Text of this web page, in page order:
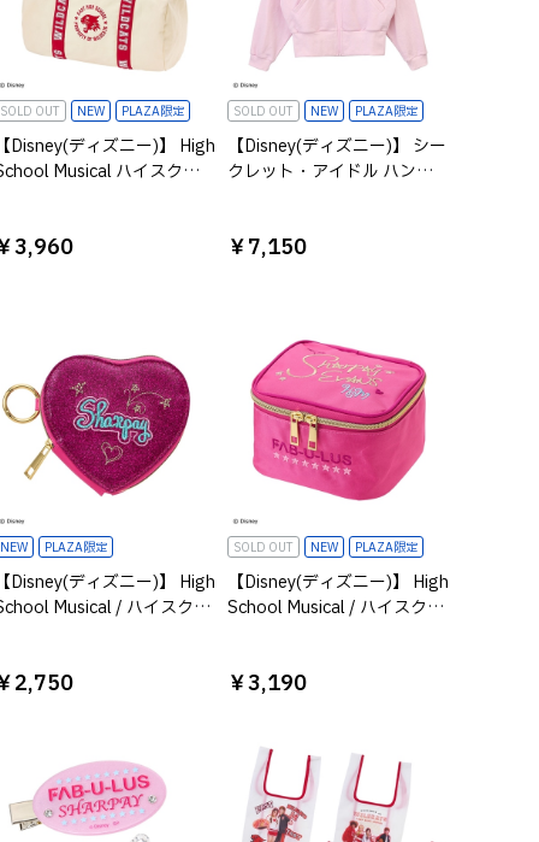
SOLD OUT NEW PLAZA限定
Disney(ディズニー)】 High
Musical ハイスクー
3,960
SOLD OUT NEW PLAZA限定
【Disney(ディズニー)】 シー
クレット・アイドル ハン
￥7,150
NEW PLAZA限定
Disney(ディズニー)】 High
Musical / ハイスクー
2,750
SOLD OUT NEW PLAZA限定
【Disney(ディズニー)】 High
School Musical / ハイスクー
￥3,190